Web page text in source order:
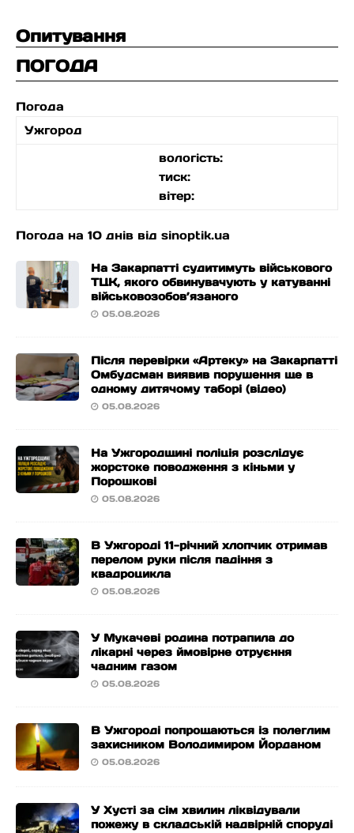
Опитування
ПОГОДА
Погода
Ужгород
вологість:
тиск:
вітер:
Погода на 10 днів від sinoptik.ua
На Закарпатті судитимуть військового
ТЦК, якого обвинувачують у катуванні
військовозобов’язаного
05.08.2026
Після перевірки «Артеку» на Закарпатті
Омбудсман виявив порушення ще в
одному дитячому таборі (відео)
05.08.2026
На Ужгородщині поліція розслідує
жорстоке поводження з кіньми у
Порошкові
05.08.2026
В Ужгороді 11-річний хлопчик отримав
перелом руки після падіння з
квадроцикла
05.08.2026
У Мукачеві родина потрапила до
лікарні через ймовірне отруєння
чадним газом
05.08.2026
В Ужгороді попрощаються із полеглим
захисником Володимиром Йорданом
05.08.2026
У Хусті за сім хвилин ліквідували
пожежу в складській надвірній споруді